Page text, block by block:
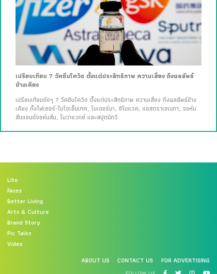
เปรียบเทียบ 7 วัคซีนโควิด ตั้งแต่ประสิทธิภาพ ความเสี่ยง ถึงผลลัพธ์
ข้างเคียง
เปรียบเทียบชัดๆ 7 วัคซีนโควิด ตั้งแต่ประสิทธิภาพ ความเสี่ยง ถึงผลลัพธ์ข้าง
เคียง ทั้งไฟเซอร์-ไบโอเอ็นเทค, โมเดอร์นา, ซิโนแวค, แอสตราเซเนกา, จอห์น
สันแอนด์จอห์นสัน, โนวาแวกซ์ และสปุตนิกวี
Lite
Faces
Better Living
Arts & Culture
Brand Story
Pic Talks
Video
ABOUT US
CONTACT US
FOR ADVERTISING